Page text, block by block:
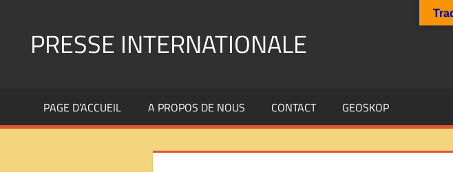
contenuPRESSE INTERNATIONALE
Géopolitique
PAGE D’ACCUEIL A PROPOS DE NOUS CONTACT GEOSKOP